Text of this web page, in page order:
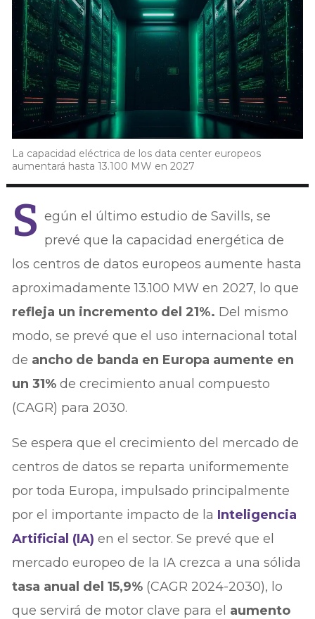
La capacidad eléctrica de los data center europeos
aumentará hasta 13.100 MW en 2027
S egún el último estudio de Savills, se
prevé que la capacidad energética de
los centros de datos europeos aumente hasta
aproximadamente 13.100 MW en 2027, lo que
refleja un incremento del 21%. Del mismo
modo, se prevé que el uso internacional total
de ancho de banda en Europa aumente en
un 31% de crecimiento anual compuesto
(CAGR) para 2030.
Se espera que el crecimiento del mercado de
centros de datos se reparta uniformemente
por toda Europa, impulsado principalmente
por el importante impacto de la Inteligencia
Artificial (IA) en el sector. Se prevé que el
mercado europeo de la IA crezca a una sólida
tasa anual del 15,9% (CAGR 2024-2030), lo
que servirá de motor clave para el aumento